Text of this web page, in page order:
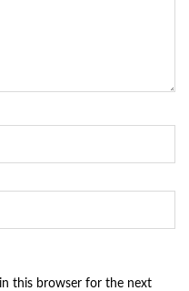
this browser for the next